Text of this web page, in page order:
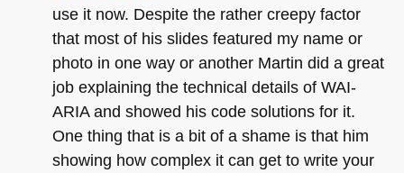
use it now. Despite the rather creepy factor
that most of his slides featured my name or
photo in one way or another Martin did a great
job explaining the technical details of WAI-
ARIA and showed his code solutions for it.
One thing that is a bit of a shame is that him
showing how complex it can get to write your